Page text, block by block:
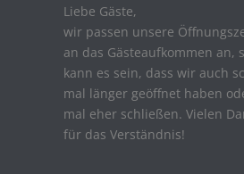
Liebe Gäste,
wir passen unsere
an das Gästeaufkommen an,
kann es sein, dass wir auch
mal länger geöffnet haben
mal eher schließen. Vielen
für das Verständnis!